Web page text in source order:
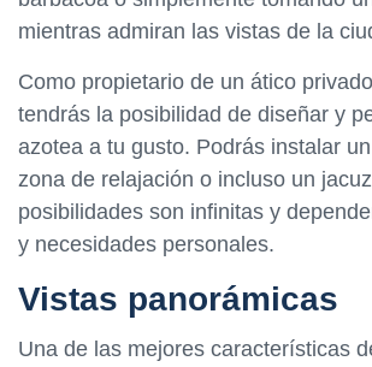
mientras admiran las vistas de la
Como propietario de un ático
tendrás la posibilidad de diseñar y
azotea a tu gusto. Podrás instalar
zona de relajación o incluso un
posibilidades son infinitas y
y necesidades personales.
Vistas panorámicas
Una de las mejores características